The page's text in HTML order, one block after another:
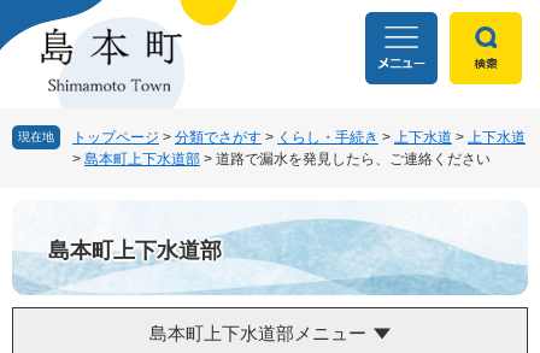
ー
ニ
へ
現在地 トップページ > 分類でさがす > くらし・手続き > 上下水道 > 上下水道
> 島本町上下水道部 > 道路で漏水を発見したら、ご連絡ください
島本町上下水道部
島本町上下水道部メニュー